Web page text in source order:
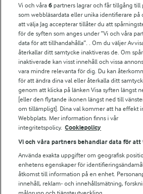
För ägare
Arlas kundportal
Arla.com
Falbygdens Ost
Arla webbshop
Bildbank
Följ oss
Vi och våra6 partners lagrar och får tillgång
som webbläsardata eller unika identifierare på
att välja Jag accepterar tillåter du att
för de syften som anges under ”Vi och våra
data för att tillhandahålla”. . Om du väljer
återkallar ditt samtycke inaktiveras de. Om
inaktiverade kan visst innehåll och vissa
vara mindre relevanta för dig. Du kan
för att ändra dina val eller återkalla ditt
genom att klicka på länken Visa syften längst
[eller den flytande ikonen längst ned till
om tillämpligt]. Dina val kommer att ha effekt
Webbplats. Mer information finns i vår
integritetspolicy. Cookiepolicy
Vi och våra partners behandlar data för
Använda exakta uppgifter om geografisk
enhetens egenskaper för
åtkomst till information på en enhet.
innehåll, reklam- och innehållsmätning,